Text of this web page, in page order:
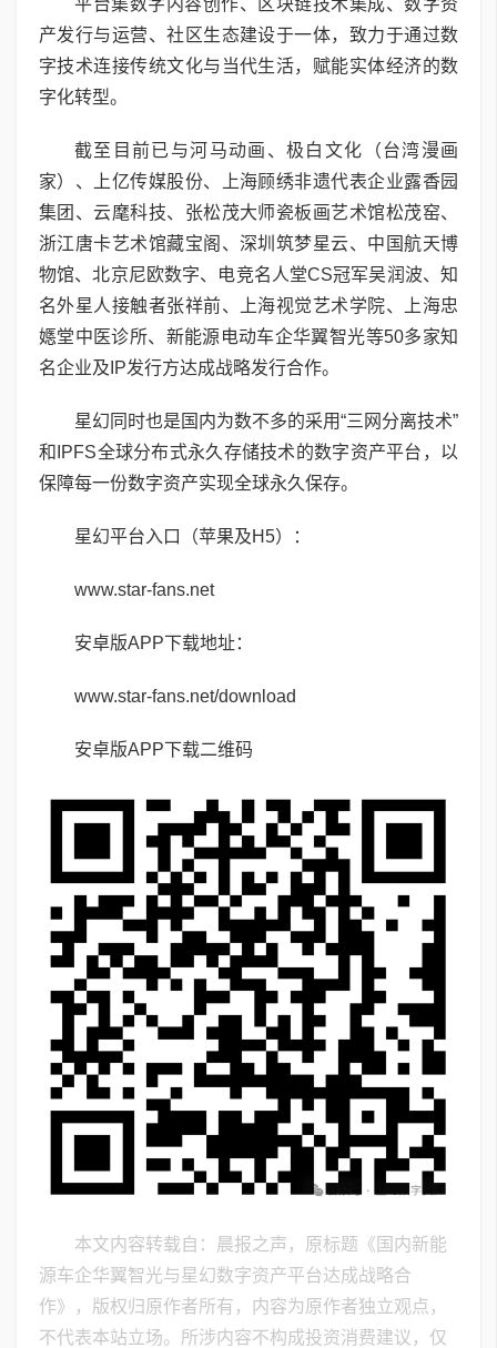
平台集数字内容创作、区块链技术集成、数字资
产发行与运营、社区生态建设于一体，致力于通过数
字技术连接传统文化与当代生活，赋能实体经济的数
字化转型。
截至目前已与河马动画、极白文化（台湾漫画
家）、上亿传媒股份、上海顾绣非遗代表企业露香园
集团、云麾科技、张松茂大师瓷板画艺术馆松茂窑、
浙江唐卡艺术馆藏宝阁、深圳筑梦星云、中国航天博
物馆、北京尼欧数字、电竞名人堂CS冠军吴润波、知
名外星人接触者张祥前、上海视觉艺术学院、上海忠
嫕堂中医诊所、新能源电动车企华翼智光等50多家知
名企业及IP发行方达成战略发行合作。
星幻同时也是国内为数不多的采用“三网分离技术”
和IPFS全球分布式永久存储技术的数字资产平台，以
保障每一份数字资产实现全球永久保存。
星幻平台入口（苹果及H5）：
www.star-fans.net
安卓版APP下载地址：
www.star-fans.net/download
安卓版APP下载二维码
本文内容转载自：晨报之声，原标题《国内新能
源车企华翼智光与星幻数字资产平台达成战略合
作》，版权归原作者所有，内容为原作者独立观点，
不代表本站立场。所涉内容不构成投资消费建议，仅